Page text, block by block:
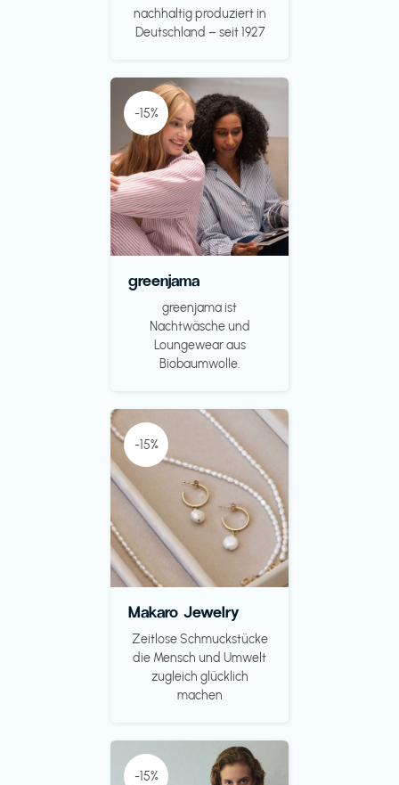
nachhaltig produziert in
Deutschland – seit 1927
-15%
greenjama
greenjama ist
Nachtwäsche und
Loungewear aus
Biobaumwolle.
-15%
Makaro Jewelry
Zeitlose Schmuckstücke
die Mensch und Umwelt
zugleich glücklich
machen
-15%